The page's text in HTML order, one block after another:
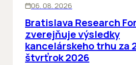
06. 08. 2026
Bratislava Research
zverejňuje výsledky
kancelárskeho trhu za
štvrťrok 2026